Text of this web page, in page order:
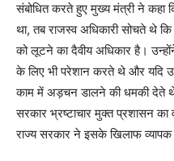
संबोधित करते हुए मुख्य मंत्री ने कहा
था, तब राजस्व अधिकारी सोचते थे
को लूटने का दैवीय अधिकार है।
के लिए भी परेशान करते थे और यदि
काम में अड़चन डालने की धमकी देते
सरकार भ्रष्टाचार मुक्त प्रशासन
राज्य सरकार ने इसके खिलाफ व्यापक